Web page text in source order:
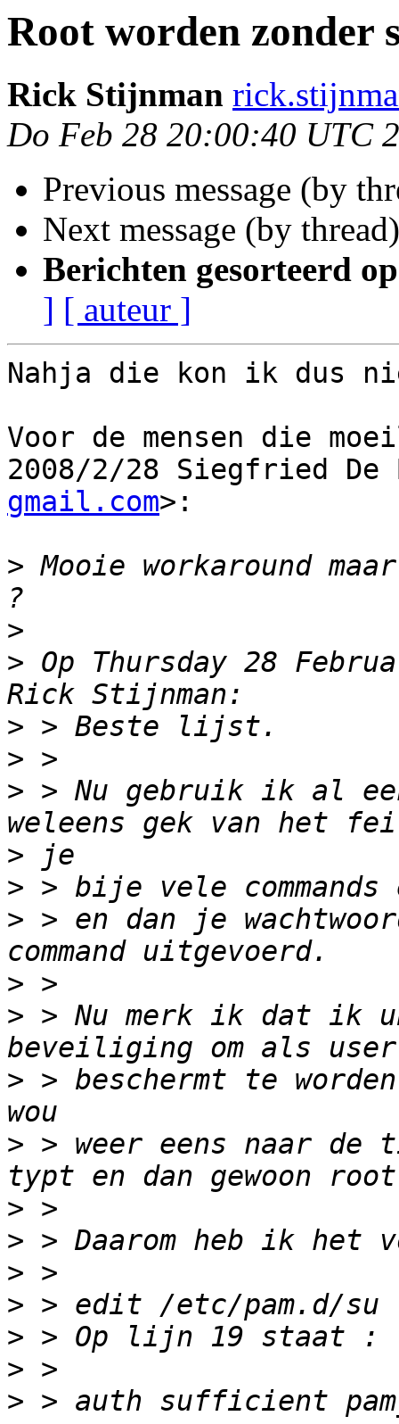
Root worden zonder
Rick Stijnman
Do Feb 28 20:00:40 UTC
Previous message (by
Next message (by
Berichten gesorteerd
] [ auteur ]
Nahja die kon ik dus
Voor de mensen die
2008/2/28 Siegfried De
gmail.com>:
> Mooie workaround
>
> Op Thursday 28
>
>
> > Nu gebruik ik al
>
>
> > en dan je
>
> > Nu merk ik dat ik
> > beschermt te
> > weer eens naar
>
>
>
>
>
>
>